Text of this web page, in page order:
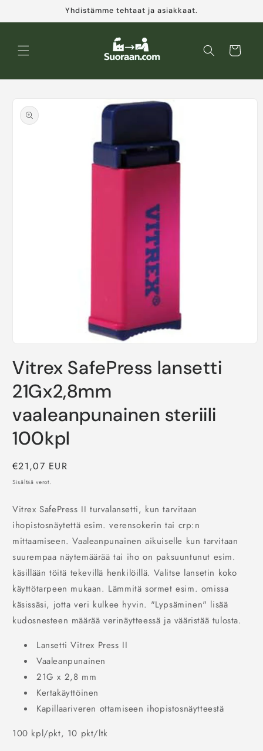
sisältöön
Yhdistämme tehtaat ja asiakkaat.
Ostoskori
Siirry
tuotetietoihin
1
modaalisessa
ikkunassa
Vitrex SafePress lansetti
21Gx2,8mm
vaaleanpunainen steriili
100kpl
Normaalihinta
€21,07 EUR
Sisältää verot.
Vitrex SafePress II turvalansetti, kun tarvitaan
ihopistosnäytettä esim. verensokerin tai crp:n
mittaamiseen. Vaaleanpunainen aikuiselle kun tarvitaan
suurempaa näytemäärää tai iho on paksuuntunut esim.
käsillään töitä tekevillä henkilöillä. Valitse lansetin koko
käyttötarpeen mukaan. Lämmitä sormet esim. omissa
käsissäsi, jotta veri kulkee hyvin. "Lypsäminen" lisää
kudosnesteen määrää verinäytteessä ja vääristää tulosta.
Lansetti Vitrex Press II
Vaaleanpunainen
21G x 2,8 mm
Kertakäyttöinen
Kapillaariveren ottamiseen ihopistosnäytteestä
100 kpl/pkt, 10 pkt/ltk